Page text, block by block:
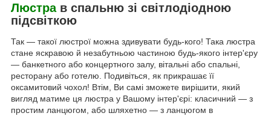
Люстрав спальню зі світлодіодною
підсвіткою
Так — такої люстрої можна здивувати будь-кого! Така люстра
стане яскравою й незабутньою частиною будь-якого інтер'єру
— банкетного або концертного залу, вітальні або спальні,
ресторану або готелю. Подивіться, як прикрашає її
оксамитовий чохол! Втім, Ви самі зможете вирішити, який
вигляд матиме ця люстра у Вашому інтер'єрі: класичний — з
простим ланцюгом, або шляхетно — з ланцюгом в